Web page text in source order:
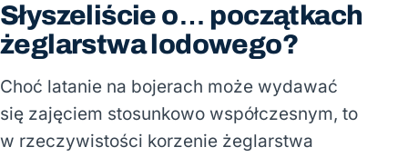
Słyszeliście o… początkach
żeglarstwa lodowego?
Choć latanie na bojerach może wydawać
się zajęciem stosunkowo współczesnym, to
w rzeczywistości korzenie żeglarstwa